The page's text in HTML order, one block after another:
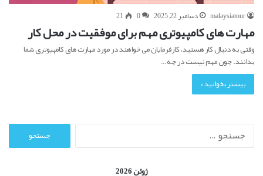
malaysiatour
دسامبر 22, 2025 0
21
مهارت های کامپیوتری مهم برای موفقیت در محل کار
وقتی به دنبال کار هستید، کارفرمایان می خواهند در مورد مهارت های کامپیوتری شما
بدانند. چون مهم نیست در چه…
بیشتر بخوانید »
ژوئن 2026